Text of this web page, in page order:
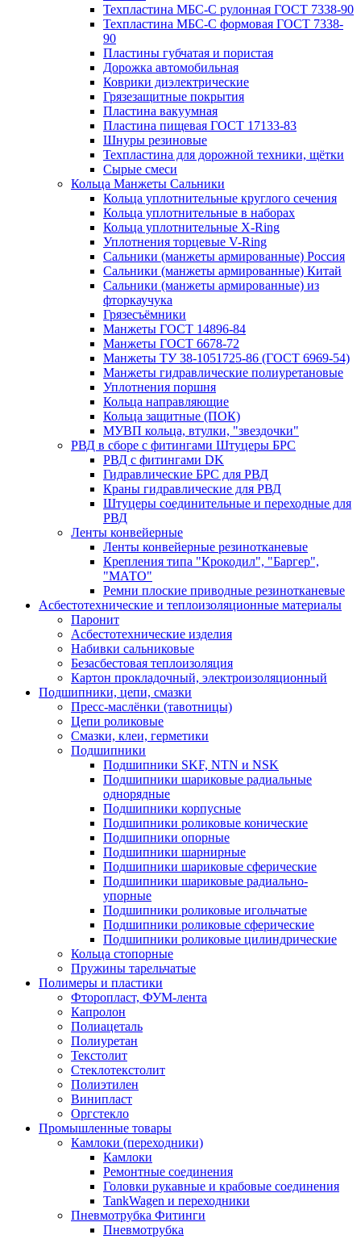
Техпластина МБС-С рулонная ГОСТ 7338-90
Техпластина МБС-С формовая ГОСТ 7338-
90
Пластины губчатая и пористая
Дорожка автомобильная
Коврики диэлектрические
Грязезащитные покрытия
Пластина вакуумная
Пластина пищевая ГОСТ 17133-83
Шнуры резиновые
Техпластина для дорожной техники, щётки
Сырые смеси
Кольца Манжеты Сальники
Кольца уплотнительные круглого сечения
Кольца уплотнительные в наборах
Кольца уплотнительные Х-Ring
Уплотнения торцевые V-Ring
Сальники (манжеты армированные) Россия
Сальники (манжеты армированные) Китай
Сальники (манжеты армированные) из
фторкаучука
Грязесъёмники
Манжеты ГОСТ 14896-84
Манжеты ГОСТ 6678-72
Манжеты ТУ 38-1051725-86 (ГОСТ 6969-54)
Манжеты гидравлические полиуретановые
Уплотнения поршня
Кольца направляющие
Кольца защитные (ПОК)
МУВП кольца, втулки, "звездочки"
РВД в сборе с фитингами Штуцеры БРС
РВД с фитингами DK
Гидравлические БРС для РВД
Краны гидравлические для РВД
Штуцеры соединительные и переходные для
РВД
Ленты конвейерные
Ленты конвейерные резинотканевые
Крепления типа "Крокодил", "Баргер",
"МАТО"
Ремни плоские приводные резинотканевые
Асбестотехнические и теплоизоляционные материалы
Паронит
Асбестотехнические изделия
Набивки сальниковые
Безасбестовая теплоизоляция
Картон прокладочный, электроизоляционный
Подшипники, цепи, смазки
Пресс-маслёнки (тавотницы)
Цепи роликовые
Смазки, клеи, герметики
Подшипники
Подшипники SKF, NTN и NSK
Подшипники шариковые радиальные
однорядные
Подшипники корпусные
Подшипники роликовые конические
Подшипники опорные
Подшипники шарнирные
Подшипники шариковые сферические
Подшипники шариковые радиально-
упорные
Подшипники роликовые игольчатые
Подшипники роликовые сферические
Подшипники роликовые цилиндрические
Кольца стопорные
Пружины тарельчатые
Полимеры и пластики
Фторопласт, ФУМ-лента
Капролон
Полиацеталь
Полиуретан
Текстолит
Стеклотекстолит
Полиэтилен
Винипласт
Оргстекло
Промышленные товары
Камлоки (переходники)
Камлоки
Ремонтные соединения
Головки рукавные и крабовые соединения
TankWagen и переходники
Пневмотрубка Фитинги
Пневмотрубка